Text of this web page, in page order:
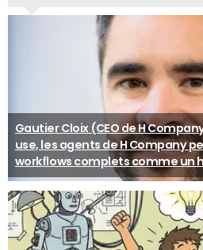
Gautier Cloix (CEO de H
use, les agents de H Company
workflows complets comme un